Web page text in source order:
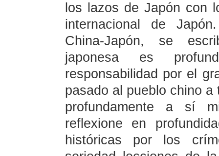
los lazos de Japón con
internacional de
China-Japón, se
japonesa es
responsabilidad por el
pasado al pueblo chino
profundamente a sí
reflexione en
históricas por los